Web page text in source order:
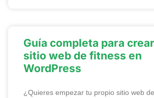
Guía completa para
sitio web de fitness en
WordPress
¿Quieres empezar tu propio sitio web de